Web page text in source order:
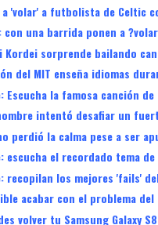
a 'volar' a futbolista de Celtic
con una barrida ponen a
Kordei sorprende bailando
del MIT enseña idiomas
Escucha la famosa canción
intentó desafiar un
perdió la calma pese a ser
escucha el recordado tema
recopilan los mejores 'fails'
acabar con el problema
volver tu Samsung Galaxy